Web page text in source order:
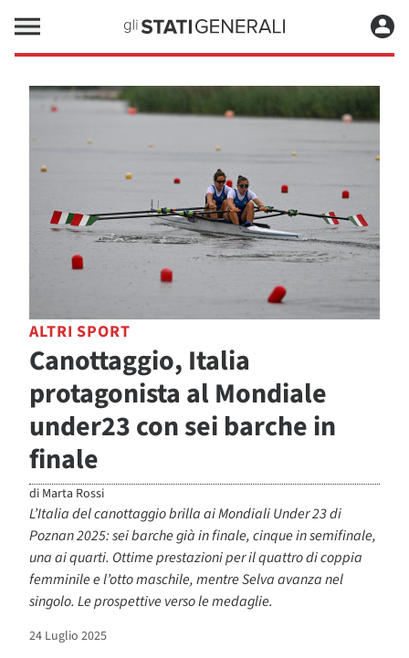
ALTRI SPORT
Canottaggio, Italia
protagonista al Mondiale
under23 con sei barche in
finale
di Marta Rossi
L’Italia del canottaggio brilla ai Mondiali Under 23 di
Poznan 2025: sei barche già in finale, cinque in semifinale,
una ai quarti. Ottime prestazioni per il quattro di coppia
femminile e l’otto maschile, mentre Selva avanza nel
singolo. Le prospettive verso le medaglie.
24 Luglio 2025